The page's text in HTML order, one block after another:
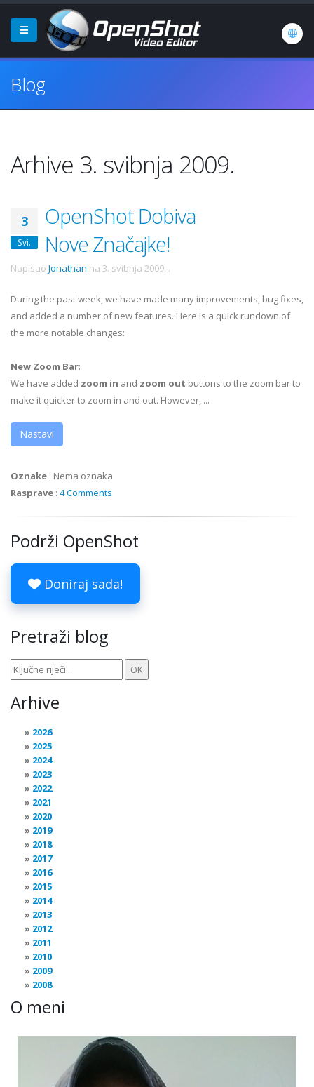
Blog
Arhive 3. svibnja 2009.
3
Svi.
OpenShot Dobiva
Nove Značajke!
Napisao Jonathan na 3. svibnja 2009. .
During the past week, we have made many improvements, bug fixes,
and added a number of new features. Here is a quick rundown of
the more notable changes:
New Zoom Bar:
We have added zoom in and zoom out buttons to the zoom bar to
make it quicker to zoom in and out. However, ...
Nastavi
Oznake : Nema oznaka
Rasprave : 4 Comments
Podrži OpenShot
Doniraj sada!
Pretraži blog
Arhive
2026
2025
2024
2023
2022
2021
2020
2019
2018
2017
2016
2015
2014
2013
2012
2011
2010
2009
2008
O meni